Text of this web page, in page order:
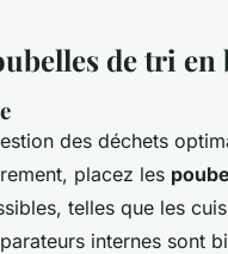
de tri en
des déchets
placez les
telles que les
internes sont